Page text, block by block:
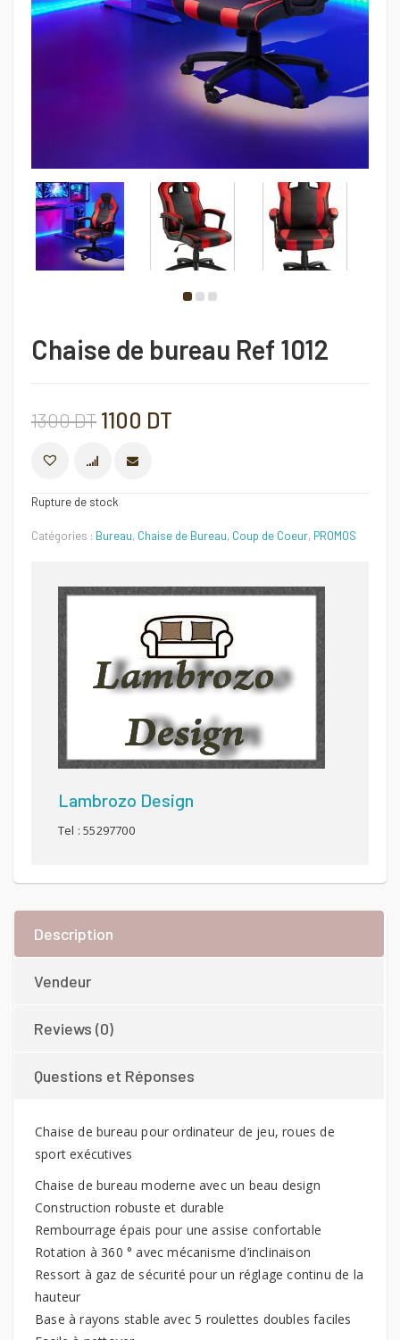
Chaise de bureau Ref 1012
1300DT Le
prix
initial
1300 DT.
1100 DT
1100 DT.
COMPARER
Rupture de stock
Catégories : Bureau, Chaise de Bureau, Coup de Coeur, PROMOS
Lambrozo Design
Tel : 55297700
Description
Vendeur
Reviews (0)
Questions et Réponses
Chaise de bureau pour ordinateur de jeu, roues de
sport exécutives
Chaise de bureau moderne avec un beau design
Construction robuste et durable
Rembourrage épais pour une assise confortable
Rotation à 360 ° avec mécanisme d’inclinaison
Ressort à gaz de sécurité pour un réglage continu de la
hauteur
Base à rayons stable avec 5 roulettes doubles faciles